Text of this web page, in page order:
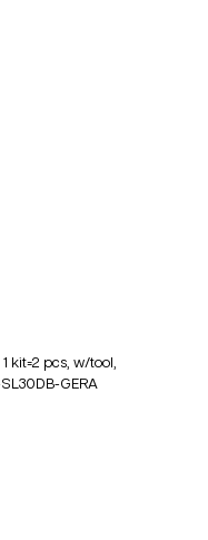
1 kit=2 pcs, w/tool,
GERA